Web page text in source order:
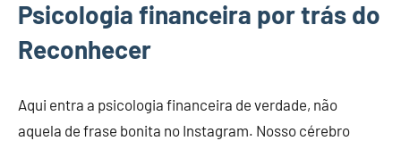
Psicologia financeira por trás do
Reconhecer
Aqui entra a psicologia financeira de verdade, não
aquela de frase bonita no Instagram. Nosso cérebro